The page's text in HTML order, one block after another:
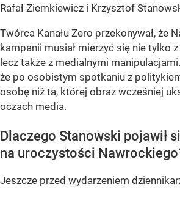
Rafał Ziemkiewicz i Krzysztof
Twórca Kanału Zero przekonywał, że
kampanii musiał mierzyć się nie tylko
lecz także z medialnymi manipulacjami.
że po osobistym spotkaniu z
osobę niż ta, której obraz wcześniej
oczach media.
Dlaczego Stanowski pojawił
na uroczystości
Jeszcze przed wydarzeniem